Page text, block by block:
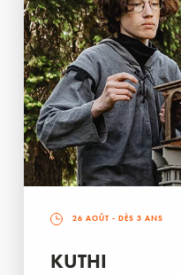
26 AOÛT - DÈS 3 ANS
KUTHI